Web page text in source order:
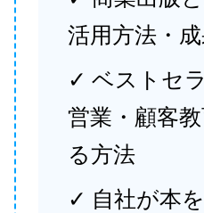
活用方法・
✓ ベストセ
営業・顧客
る方法
✓ 自社が本